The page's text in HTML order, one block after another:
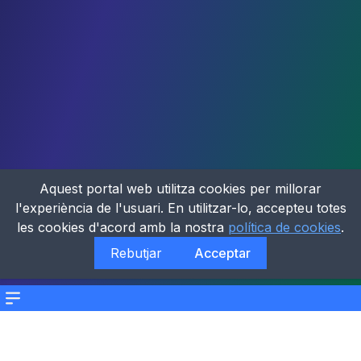
Menu
Aquest portal web utilitza cookies per millorar
l'experiència de l'usuari. En utilitzar-lo, accepteu totes
les cookies d'acord amb la nostra política de cookies.
Rebutjar
Acceptar